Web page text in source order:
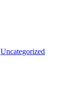
Uncategorized